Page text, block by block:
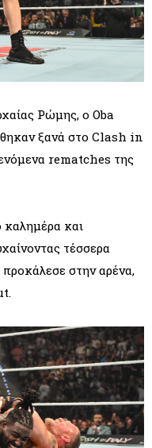
Ρώμης, ο Oba
ξανά στο Clash in
rematches της
και
τέσσερα
στην αρένα,